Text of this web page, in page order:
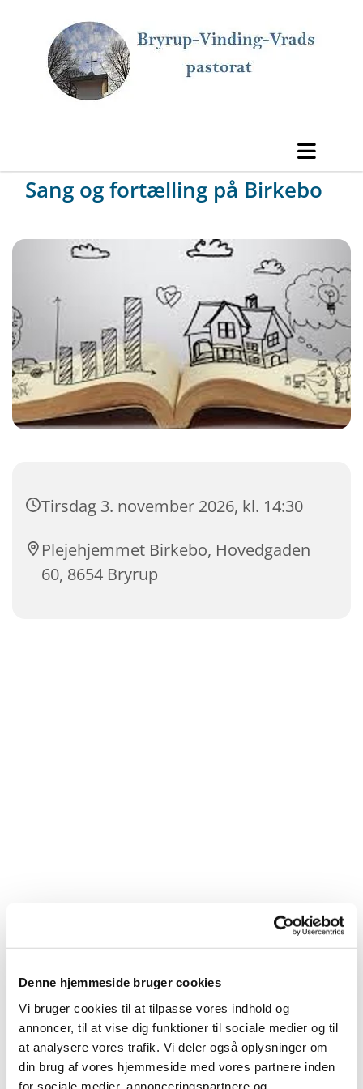
Denne hjemmeside bruger cookies
Vi bruger cookies til at tilpasse vores indhold og
annoncer, til at vise dig funktioner til sociale medier og til
at analysere vores trafik. Vi deler også oplysninger om
din brug af vores hjemmeside med vores partnere inden
for sociale medier, annonceringspartnere og
Sang og fortælling på Birkebo
Tirsdag 3. november 2026, kl. 14:30
Plejehjemmet Birkebo, Hovedgaden
60, 8654 Bryrup
Du vil måske også kunne
lide...